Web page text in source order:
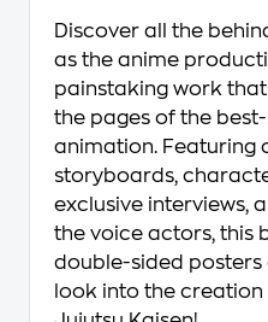
Discover all the
as the anime
painstaking work
the pages of the
animation. Featuring
storyboards,
exclusive interviews,
the voice actors, this
double-sided posters
look into the